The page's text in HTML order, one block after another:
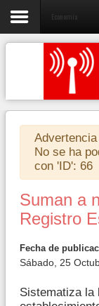
Economía
Advertencia
No se ha
con 'ID': 66
Suman a
Registro
Fecha de
Sábado, 25
Sistematiza la